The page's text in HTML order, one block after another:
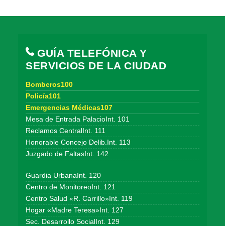
GUÍA TELEFÓNICA Y
SERVICIOS DE LA CIUDAD
Bomberos100
Policía101
Emergencias Médicas107
Mesa de Entrada PalacioInt. 101
Reclamos CentralInt. 111
Honorable Concejo Delib.Int. 113
Juzgado de FaltasInt. 142
Guardia UrbanaInt. 120
Centro de MonitoreoInt. 121
Centro Salud «R. Carrillo»Int. 119
Hogar «Madre Teresa»Int. 127
Sec. Desarrollo SocialInt. 129